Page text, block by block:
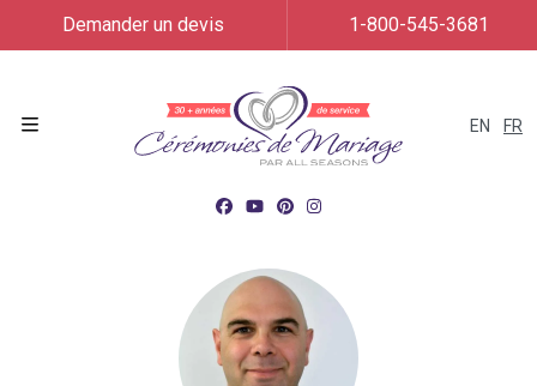
EN FR
Demander un devis 1-800-545-3681